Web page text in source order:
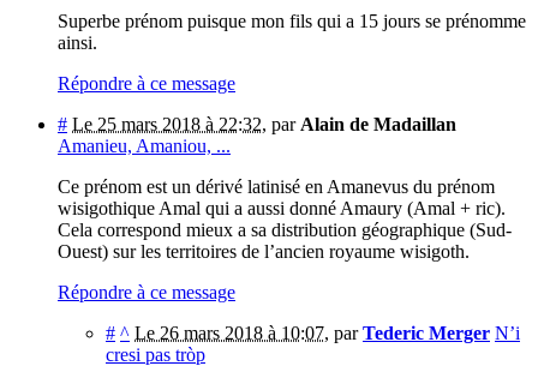
Superbe prénom puisque mon fils qui a 15 jours se prénomme
ainsi.
Répondre à ce message
# Le 25 mars 2018 à 22:32, par Alain de Madaillan
Amanieu, Amaniou, ...
Ce prénom est un dérivé latinisé en Amanevus du prénom
wisigothique Amal qui a aussi donné Amaury (Amal + ric).
Cela correspond mieux a sa distribution géographique (Sud-
Ouest) sur les territoires de l’ancien royaume wisigoth.
Répondre à ce message
# ^ Le 26 mars 2018 à 10:07, parTederic Merger N’i
cresi pas tròp